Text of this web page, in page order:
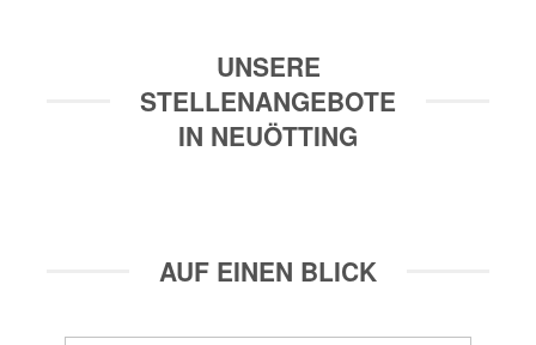
UNSERE
STELLENANGEBOTE
IN NEUÖTTING
AUF EINEN BLICK